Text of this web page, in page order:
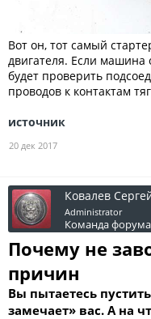
Вот он, тот самый
двигателя. Если машина
будет проверить
проводов к контактам
источник
20 дек 2017
Ковалев
Administrator
Команда форума
Почему не
причин
Вы пытаетесь
замечает» вас. А на